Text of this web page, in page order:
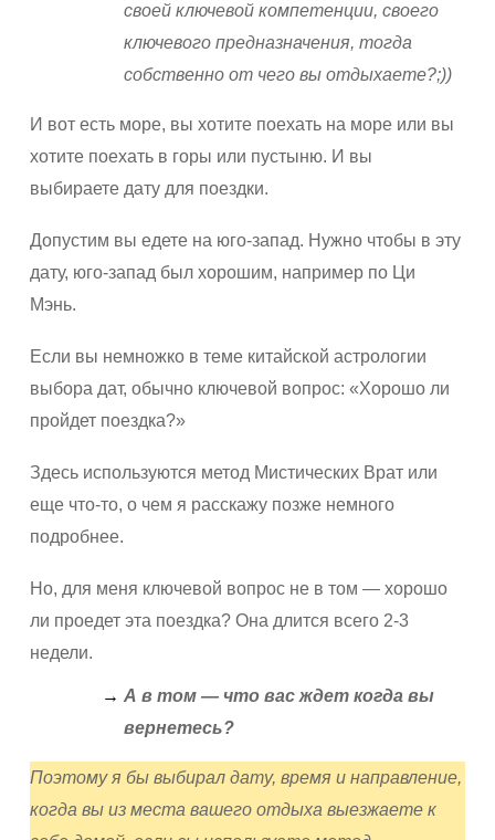
своей ключевой компетенции, своего
ключевого предназначения, тогда
собственно от чего вы отдыхаете?;))
И вот есть море, вы хотите поехать на море или вы
хотите поехать в горы или пустыню. И вы
выбираете дату для поездки.
Допустим вы едете на юго-запад. Нужно чтобы в эту
дату, юго-запад был хорошим, например по Ци
Мэнь.
Если вы немножко в теме китайской астрологии
выбора дат, обычно ключевой вопрос: «Хорошо ли
пройдет поездка?»
Здесь используются метод Мистических Врат или
еще что-то, о чем я расскажу позже немного
подробнее.
Но, для меня ключевой вопрос не в том — хорошо
ли проедет эта поездка? Она длится всего 2-3
недели.
А в том — что вас ждет когда вы
вернетесь?
Поэтому я бы выбирал дату, время и направление,
когда вы из места вашего отдыха выезжаете к